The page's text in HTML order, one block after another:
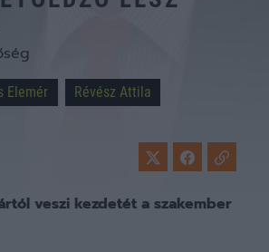
Elemér Révész Attila
veszi kezdetét a szakember